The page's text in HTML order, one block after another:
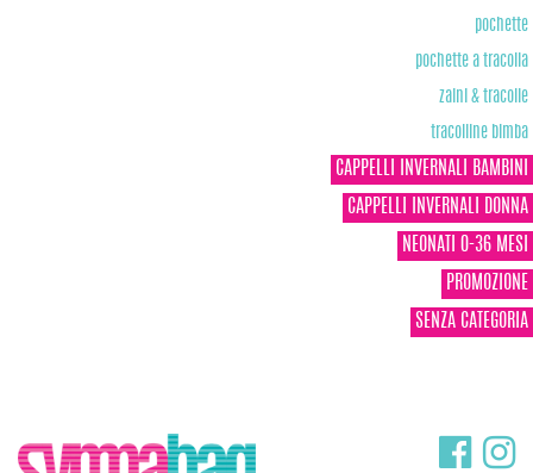
pochette
pochette a tracolla
zaini & tracolle
tracolline bimba
CAPPELLI INVERNALI BAMBINI
CAPPELLI INVERNALI DONNA
NEONATI 0-36 MESI
PROMOZIONE
SENZA CATEGORIA